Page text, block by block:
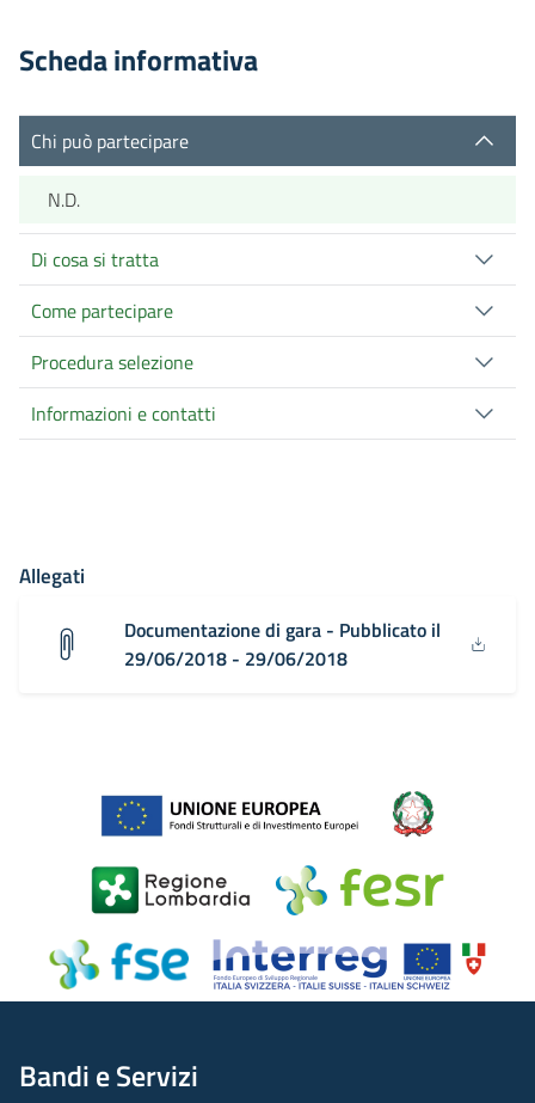
Scheda informativa
Chi può partecipare
N.D.
Di cosa si tratta
Come partecipare
Procedura selezione
Informazioni e contatti
Allegati
Documentazione di gara - Pubblicato il
29/06/2018 - 29/06/2018
Bandi e Servizi